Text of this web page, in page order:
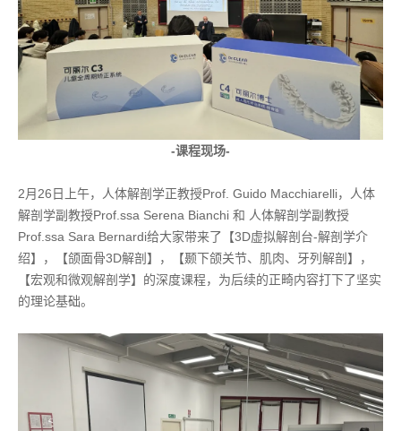
-课程现场-
2月26日上午，人体解剖学正教授Prof. Guido Macchiarelli，人体
解剖学副教授Prof.ssa Serena Bianchi 和 人体解剖学副教授
Prof.ssa Sara Bernardi给大家带来了【3D虚拟解剖台-解剖学介
绍】，【颌面骨3D解剖】，【颞下颌关节、肌肉、牙列解剖】，
【宏观和微观解剖学】的深度课程，为后续的正畸内容打下了坚实
的理论基础。